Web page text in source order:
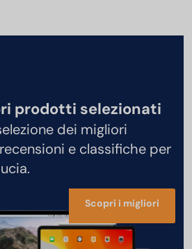
prodotti selezionati
dei migliori
e classifiche per
Scopri i migliori